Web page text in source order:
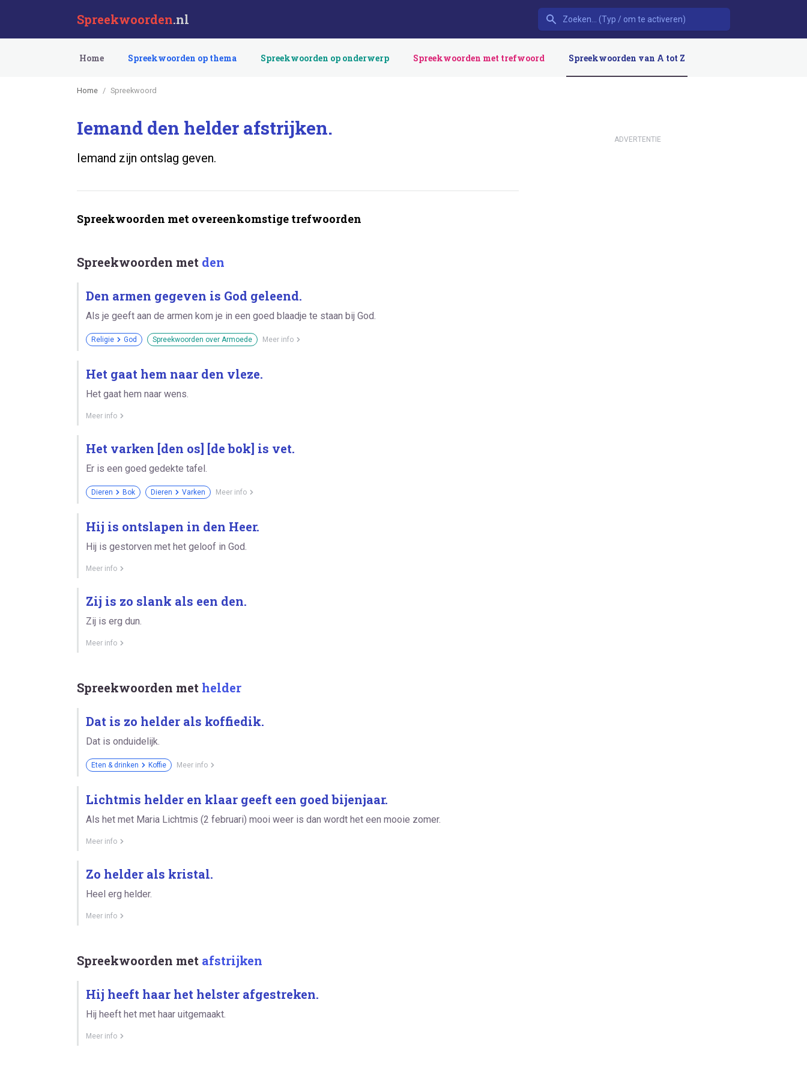
Spreekwoorden.nl
Home Spreekwoorden op thema Spreekwoorden op onderwerp Spreekwoorden met trefwoord Spreekwoorden van A tot Z
Home Spreekwoord
Iemand den helder afstrijken.
Iemand zijn ontslag geven.
Spreekwoorden met overeenkomstige trefwoorden
Spreekwoorden met den
Den armen gegeven is God geleend.
Als je geeft aan de armen kom je in een goed blaadje te staan bij God.
Religie God Spreekwoorden over Armoede Meer info
Het gaat hem naar den vleze.
Het gaat hem naar wens.
Meer info
Het varken [den os] [de bok] is vet.
Er is een goed gedekte tafel.
Dieren Bok Dieren Varken Meer info
Hij is ontslapen in den Heer.
Hij is gestorven met het geloof in God.
Meer info
Zij is zo slank als een den.
Zij is erg dun.
Meer info
Spreekwoorden met helder
Dat is zo helder als koffiedik.
Dat is onduidelijk.
Eten & drinken Koffie Meer info
Lichtmis helder en klaar geeft een goed bijenjaar.
Als het met Maria Lichtmis (2 februari) mooi weer is dan wordt het een mooie zomer.
Meer info
Zo helder als kristal.
Heel erg helder.
Meer info
Spreekwoorden met afstrijken
Hij heeft haar het helster afgestreken.
Hij heeft het met haar uitgemaakt.
Meer info
ADVERTENTIE